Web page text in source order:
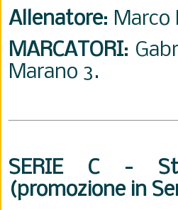
Allenatore: Marco
MARCATORI:
Marano 3.
SERIE C -
(promozione in